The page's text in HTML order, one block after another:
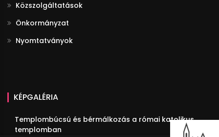
Közszolgáltatások
Önkormányzat
Nyomtatványok
KÉPGALÉRIA
Templombúcsú és bérmálkozás a római katolikus
templomban